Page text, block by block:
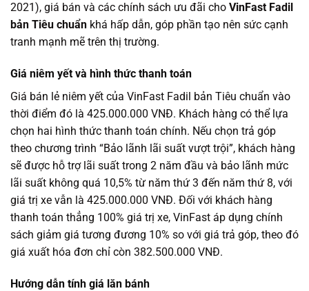
2021), giá bán và các chính sách ưu đãi cho VinFast Fadil
bản Tiêu chuẩn khá hấp dẫn, góp phần tạo nên sức cạnh
tranh mạnh mẽ trên thị trường.
Giá niêm yết và hình thức thanh toán
Giá bán lẻ niêm yết của VinFast Fadil bản Tiêu chuẩn vào
thời điểm đó là 425.000.000 VNĐ. Khách hàng có thể lựa
chọn hai hình thức thanh toán chính. Nếu chọn trả góp
theo chương trình “Bảo lãnh lãi suất vượt trội”, khách hàng
sẽ được hỗ trợ lãi suất trong 2 năm đầu và bảo lãnh mức
lãi suất không quá 10,5% từ năm thứ 3 đến năm thứ 8, với
giá trị xe vẫn là 425.000.000 VNĐ. Đối với khách hàng
thanh toán thẳng 100% giá trị xe, VinFast áp dụng chính
sách giảm giá tương đương 10% so với giá trả góp, theo đó
giá xuất hóa đơn chỉ còn 382.500.000 VNĐ.
Hướng dẫn tính giá lăn bánh